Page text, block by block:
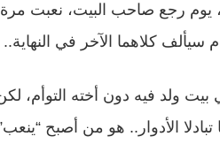
يوم رجع صاحب البيت، نعبت
كلاهما الآخر في النهاية..
ولد فيه دون أخته التوأم،
الأدوار.. هو من أصبح